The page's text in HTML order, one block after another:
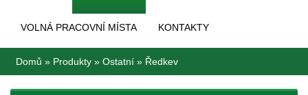
VOLNÁ PRACOVNÍ MÍSTA KONTAKTY
Domů » Produkty » Ostatní » Ředkev